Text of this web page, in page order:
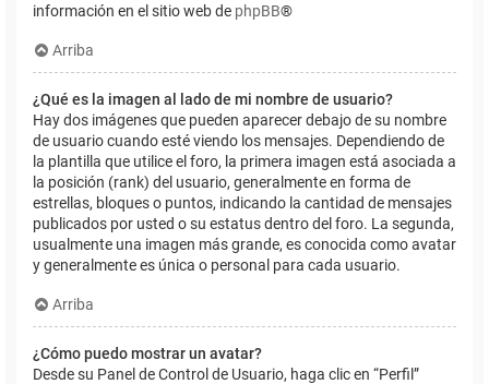
información en el sitio web de phpBB®
Arriba
¿Qué es la imagen al lado de mi nombre de usuario?
Hay dos imágenes que pueden aparecer debajo de su nombre
de usuario cuando esté viendo los mensajes. Dependiendo de
la plantilla que utilice el foro, la primera imagen está asociada a
la posición (rank) del usuario, generalmente en forma de
estrellas, bloques o puntos, indicando la cantidad de mensajes
publicados por usted o su estatus dentro del foro. La segunda,
usualmente una imagen más grande, es conocida como avatar
y generalmente es única o personal para cada usuario.
Arriba
¿Cómo puedo mostrar un avatar?
Desde su Panel de Control de Usuario, haga clic en “Perfil”